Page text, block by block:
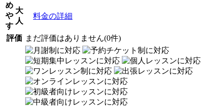
め
や
す
大
人
料金の詳細
評価 まだ評価はありません(0件)